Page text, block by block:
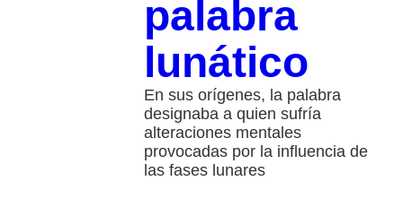
palabra
lunático
En sus orígenes, la palabra
designaba a quien sufría
alteraciones mentales
provocadas por la influencia de
las fases lunares